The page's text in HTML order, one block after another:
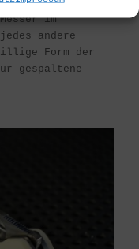
im
andere
Form der
gespaltene